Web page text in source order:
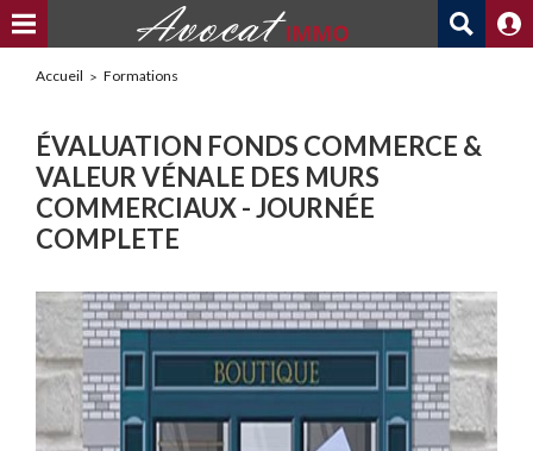
Accueil Formations
ÉVALUATION FONDS COMMERCE &
VALEUR VÉNALE DES MURS
COMMERCIAUX - JOURNÉE
COMPLETE